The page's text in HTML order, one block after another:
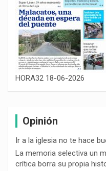
HORA32 18-06-2026
Opinión
Ir a la iglesia no te hace
La memoria selectiva un
crítica borra su propia